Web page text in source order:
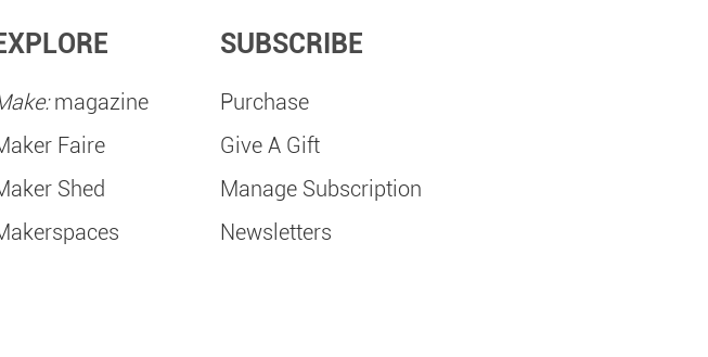
magazine
Faire
Shed
SUBSCRIBE
Purchase
Give A Gift
Manage Subscription
Newsletters